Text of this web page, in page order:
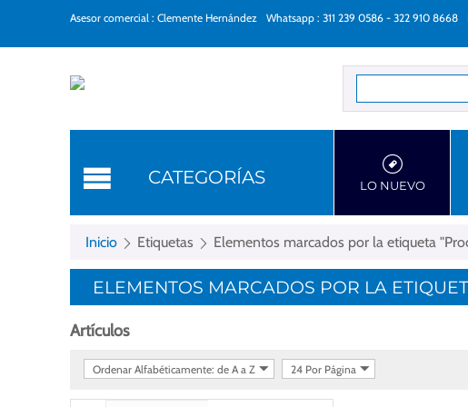
Asesor comercial : Clemente Hernández Whatsapp : 311 239 0586 - 322 910 8668
CATEGORÍAS LO NUEVO
Inicio Etiquetas Elementos marcados por la etiqueta
ELEMENTOS MARCADOS POR LA
Artículos
Ordenar Alfabéticamente: de A a Z 24 Por Página